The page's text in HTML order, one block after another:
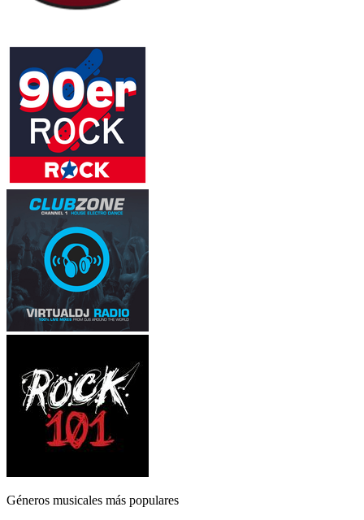
Géneros musicales más populares